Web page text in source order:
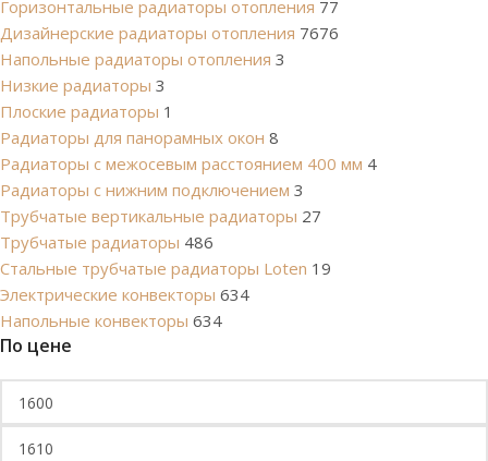
Горизонтальные радиаторы отопления 77
Дизайнерские радиаторы отопления 7676
Напольные радиаторы отопления 3
Низкие радиаторы 3
Плоские радиаторы 1
Радиаторы для панорамных окон 8
Радиаторы с межосевым расстоянием 400 мм 4
Радиаторы с нижним подключением 3
Трубчатые вертикальные радиаторы 27
Трубчатые радиаторы 486
Cтальные трубчатые радиаторы Loten 19
Электрические конвекторы 634
Напольные конвекторы 634
По цене